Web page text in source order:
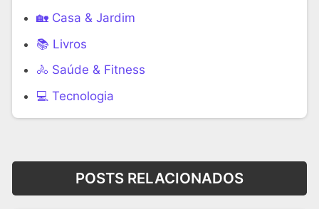
🏡 Casa & Jardim
📚 Livros
🚴 Saúde & Fitness
‍💻 Tecnologia
POSTS RELACIONADOS